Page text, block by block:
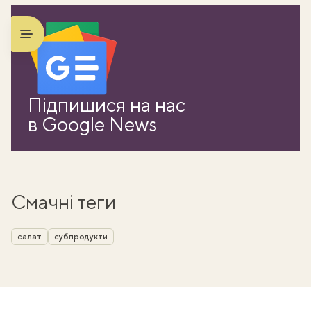
Підпишися на нас
в Google News
Смачні теги
салат субпродукти